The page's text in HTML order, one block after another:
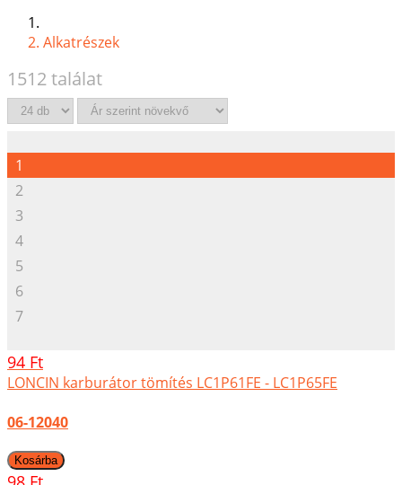
Alkatrészek
1512 találat
1
2
3
4
5
6
7
94 Ft
LONCIN karburátor tömítés LC1P61FE - LC1P65FE
06-12040